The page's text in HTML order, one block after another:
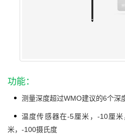
功能：
测量深度超过WMO建议的6个深
温度传感器在-5厘米，-10厘
米，-100摄氏度